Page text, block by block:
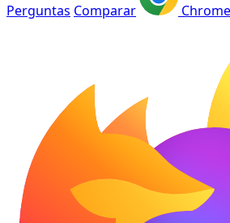
Perguntas Comparar Chrome